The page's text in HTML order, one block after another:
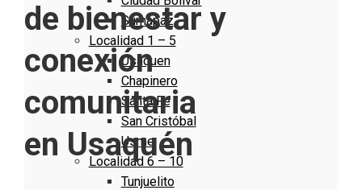
Sumapaz
Localidad 1 – 5
Usaquen
Chapinero
Santa Fe
San Cristóbal
Usme
Localidad 6 – 10
Tunjuelito
de bienestar y
conexión
comunitaria
en Usaquén